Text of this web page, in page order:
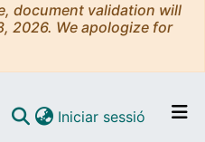
document validation will
2026. We apologize for
Iniciar sessió (current)